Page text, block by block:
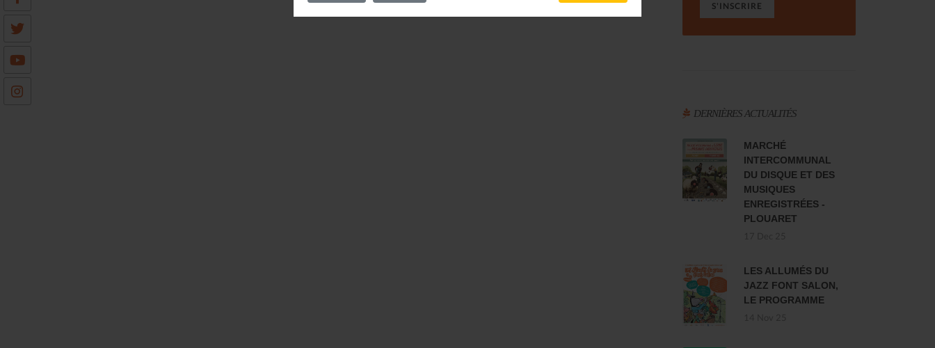
S'INSCRIRE
DERNIÈRES ACTUALITÉS
MARCHÉ
INTERCOMMUNAL
DU DISQUE ET DES
MUSIQUES
ENREGISTRÉES -
PLOUARET
LES ALLUMÉS DU
JAZZ FONT SALON,
LE PROGRAMME